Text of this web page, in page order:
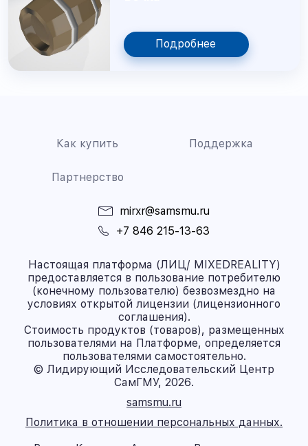
Подробнее
Как купить Поддержка
Партнерство
mirxr@samsmu.ru
+7 846 215-13-63
Настоящая платформа (ЛИЦ/ MIXEDREALITY)
предоставляется в пользование потребителю
(конечному пользователю) безвозмездно на
условиях открытой лицензии (лицензионного
соглашения).
Стоимость продуктов (товаров), размещенных
пользователями на Платформе, определяется
пользователями самостоятельно.
© Лидирующий Исследовательский Центр
СамГМУ, 2026.
samsmu.ru
Политика в отношении персональных данных.